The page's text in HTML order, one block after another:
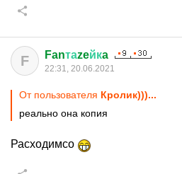
F Fanтаzeйкa
22:31, 20.06.2021
От пользователя Кролик)))...
реально она копия
Расходимсо